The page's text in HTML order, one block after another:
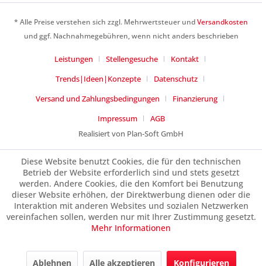
* Alle Preise verstehen sich zzgl. Mehrwertsteuer undVersandkosten
und ggf. Nachnahmegebühren, wenn nicht anders beschrieben
Leistungen Stellengesuche
Kontakt
Trends|Ideen|Konzepte
Datenschutz
Versand und Zahlungsbedingungen
Finanzierung
Impressum
AGB
Realisiert von Plan-Soft GmbH
Diese Website benutzt Cookies, die für den technischen
Betrieb der Website erforderlich sind und stets gesetzt
werden. Andere Cookies, die den Komfort bei Benutzung
dieser Website erhöhen, der Direktwerbung dienen oder die
Interaktion mit anderen Websites und sozialen Netzwerken
vereinfachen sollen, werden nur mit Ihrer Zustimmung gesetzt.
Mehr Informationen
Ablehnen Alle akzeptieren Konfigurieren